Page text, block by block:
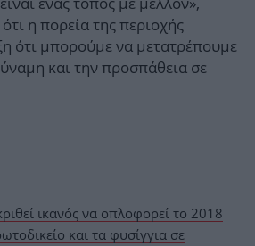
η πορεία της περιοχής
ότι μπορούμε να μετατρέπουμε
και την προσπάθεια σε
ικανός να οπλοφορεί το 2018
και τα φυσίγγια σε